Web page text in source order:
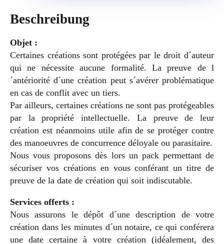
Beschreibung
Objet :
Certaines créations sont protégées par le droit d´auteur
qui ne nécessite aucune formalité. La preuve de l
´antériorité d´une création peut s´avérer problématique
en cas de conflit avec un tiers.
Par ailleurs, certaines créations ne sont pas protégeables
par la propriété intellectuelle. La preuve de leur
création est néanmoins utile afin de se protéger contre
des manoeuvres de concurrence déloyale ou parasitaire.
Nous vous proposons dès lors un pack permettant de
sécuriser vos créations en vous conférant un titre de
preuve de la date de création qui soit indiscutable.
Services offerts :
Nous assurons le dépôt d´une description de votre
création dans les minutes d´un notaire, ce qui conférera
une date certaine à votre création (idéalement, des